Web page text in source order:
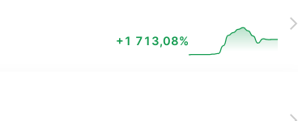
+1 713,08%